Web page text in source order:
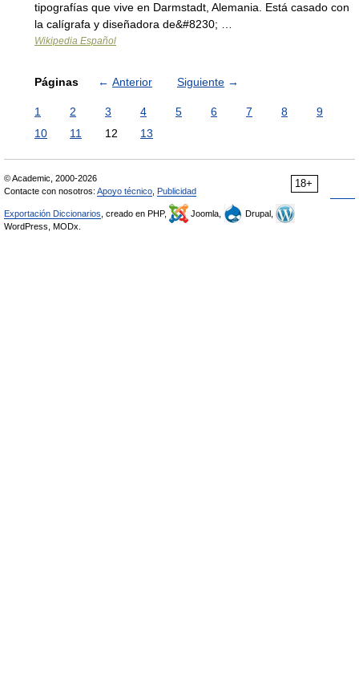
tipografías que vive en Darmstadt, Alemania. Está casado con
la calígrafa y diseñadora de&#8230; …
Wikipedia Español
Páginas ← Anterior Siguiente →
1 2 3 4 5 6 7 8
9
10
11 12 13
18+
© Academic, 2000-2026
Contacte con nosotros: Apoyo técnico Publicidad
Exportación Diccionarios , creado en PHP, Joomla,
Drupal,
WordPress, MODx.